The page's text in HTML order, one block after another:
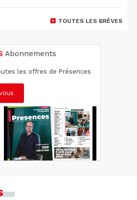
TOUTES LES BRÈVES
Abonnements
les offres de Présences